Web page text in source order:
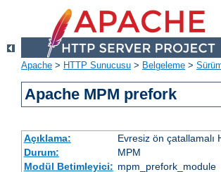
Apache > HTTP Sunucusu > Belgeleme >
Apache MPM prefork
Açıklama:
Evresiz ön çatallamalı
Durum:
MPM
Modül Betimleyici: mpm_prefork_module